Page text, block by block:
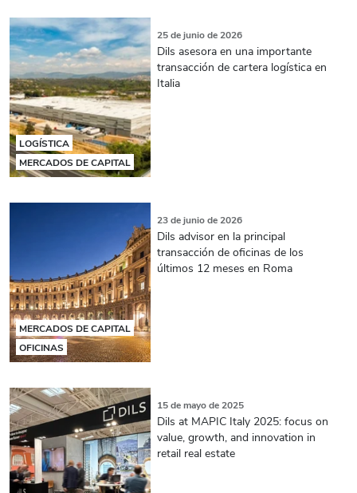
LOGÍSTICA
MERCADOS DE CAPITAL
25 de junio de 2026
Dils asesora en una importante
transacción de cartera logística en
Italia
MERCADOS DE CAPITAL
OFICINAS
23 de junio de 2026
Dils advisor en la principal
transacción de oficinas de los
últimos 12 meses en Roma
15 de mayo de 2025
Dils at MAPIC Italy 2025: focus on
value, growth, and innovation in
retail real estate